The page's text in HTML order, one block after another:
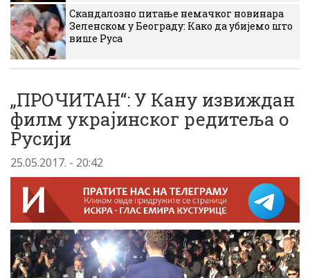
Скандалозно питање немачког новинара
Зеленском у Београду: Како да убијемо што
више Руса
„ПРОЧИТАН“: У Кану извиждан
филм украјинског редитеља о
Русији
25.05.2017. - 20:42